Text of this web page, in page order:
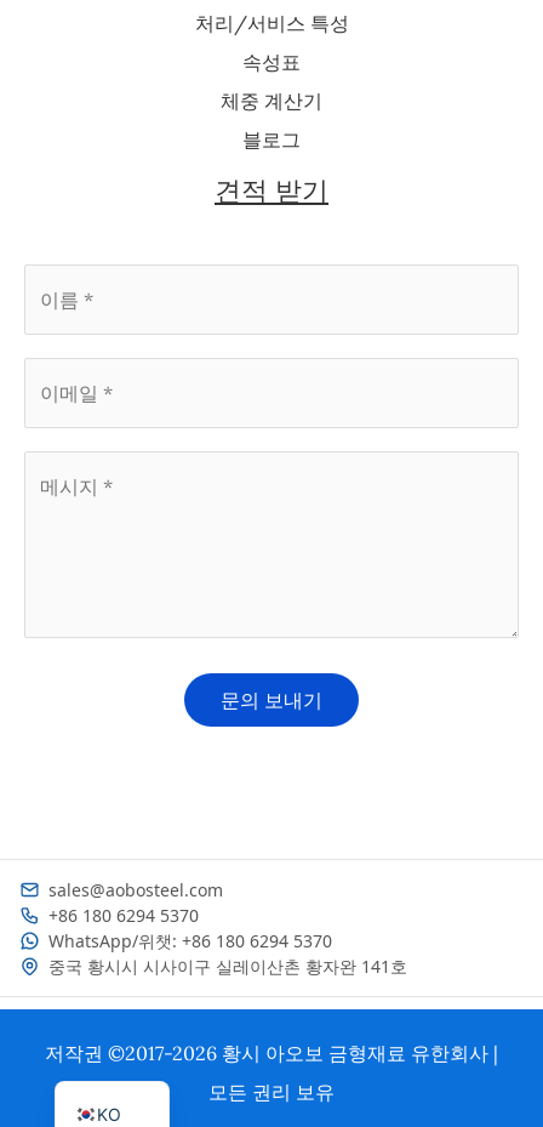
처리/서비스 특성
속성표
체중 계산기
블로그
견적 받기
중국 황시시 시사이구 실레이산촌 황자완 141호
+86 180 6294 5370
WhatsApp/위챗: +86 180 6294 5370
sales@aobosteel.com
저작권 ©2017-2026 황시 아오보 금형재료 유한회사 |
모든 권리 보유
KO
ES